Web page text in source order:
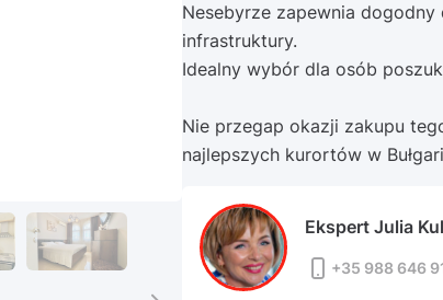
Nesebyrze zapewnia
infrastruktury.
Idealny wybór dla osób
Nie przegap okazji zakupu
najlepszych kurortów w
Ekspert Julia
+35 988 646